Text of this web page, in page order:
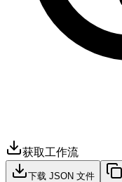
获取工作流
下载 JSON 文件